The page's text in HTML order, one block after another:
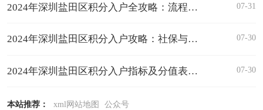
2024年深圳盐田区积分入户全攻略：流程、公示与时间线 07-31
2024年深圳盐田区积分入户攻略：社保与学历积分 07-30
2024年深圳盐田区积分入户指标及分值表一览 07-30
本站推荐： xml网站地图 公众号